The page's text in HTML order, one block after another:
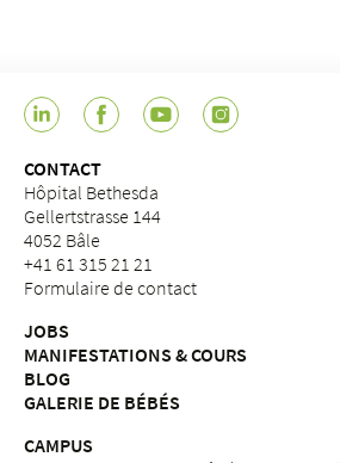
CONTACT
Hôpital Bethesda
Gellertstrasse 144
4052 Bâle
+41 61 315 21 21
Formulaire de contact
JOBS
MANIFESTATIONS & COURS
BLOG
GALERIE DE BÉBÉS
CAMPUS